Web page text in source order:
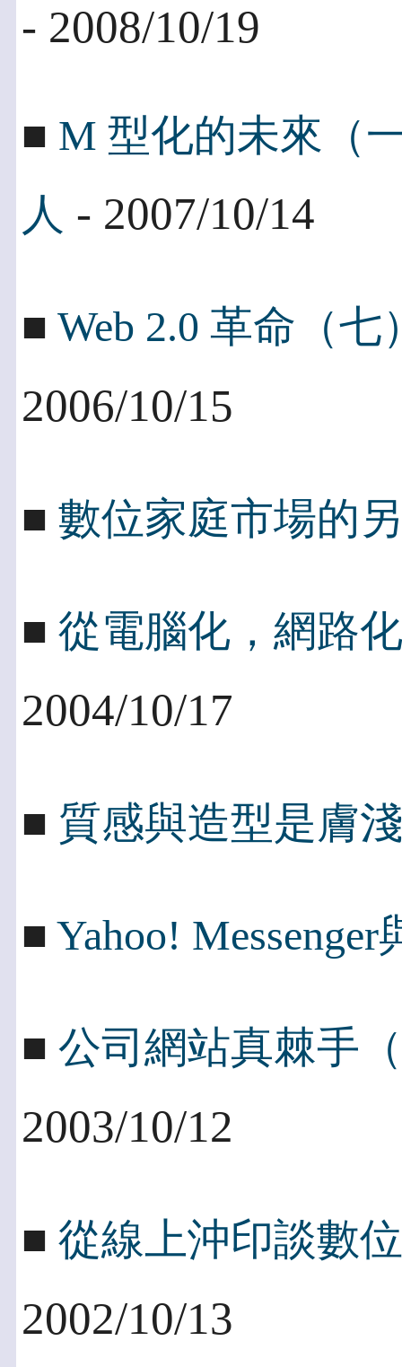
- 2008/10/19
■ M 型化的未來（
人 - 2007/10/14
■ Web 2.0 革命（
2006/10/15
■ 數位家庭市場的
■ 從電腦化，網路
2004/10/17
■ 質感與造型是膚
■ Yahoo!
■ 公司網站真棘手
2003/10/12
■ 從線上沖印談數
2002/10/13